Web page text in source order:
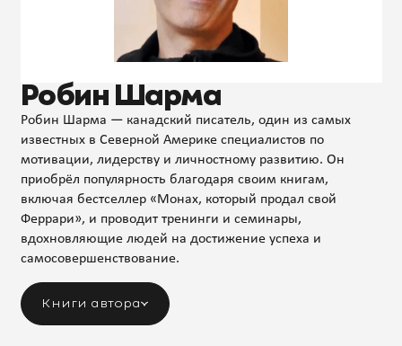
Робин Шарма
Робин Шарма — канадский писатель, один из самых
известных в Северной Америке специалистов по
мотивации, лидерству и личностному развитию. Он
приобрёл популярность благодаря своим книгам,
включая бестселлер «Монах, который продал свой
Феррари», и проводит тренинги и семинары,
вдохновляющие людей на достижение успеха и
самосовершенствование.
Книги автора